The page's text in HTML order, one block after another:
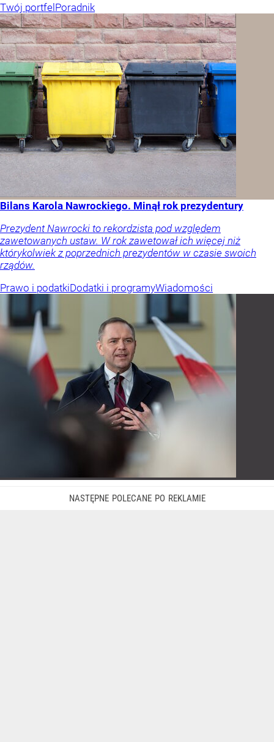
Twój portfelPoradnik
Bilans Karola Nawrockiego. Minął rok prezydentury
Prezydent Nawrocki to rekordzista pod względem
zawetowanych ustaw. W rok zawetował ich więcej niż
którykolwiek z poprzednich prezydentów w czasie swoich
rządów.
Prawo i podatkiDodatki i programyWiadomości